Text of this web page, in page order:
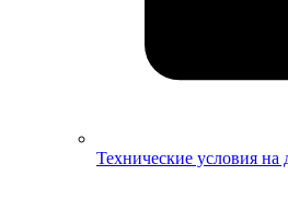
Технические условия на